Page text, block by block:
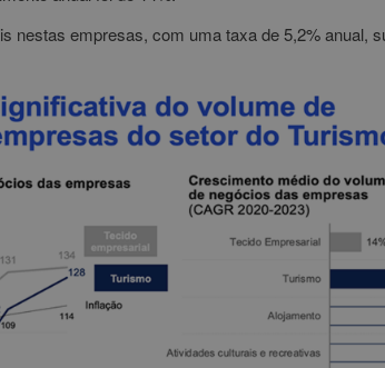
nestas empresas, com uma taxa de 5,2% anual,